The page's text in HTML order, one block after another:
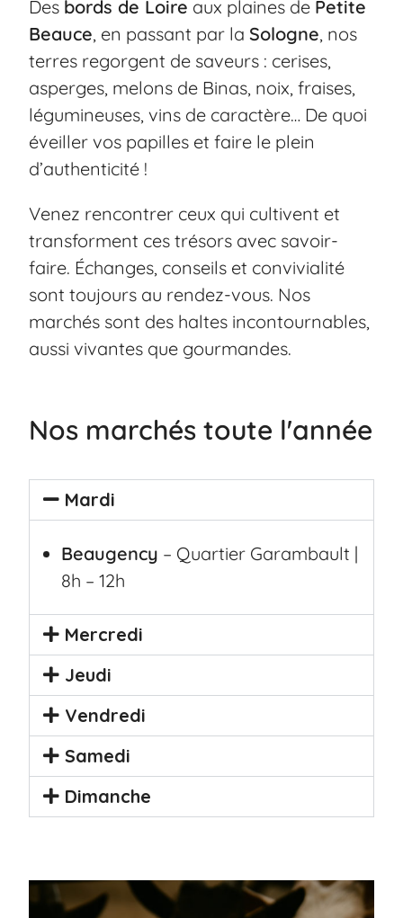
Des bords de Loire aux plaines de Petite
Beauce, en passant par laSologne, nos
terres regorgent de saveurs : cerises,
asperges, melons de Binas, noix, fraises,
légumineuses, vins de caractère… De quoi
éveiller vos papilles et faire le plein
d’authenticité !
Venez rencontrer ceux qui cultivent et
transforment ces trésors avec savoir-
faire. Échanges, conseils et convivialité
sont toujours au rendez-vous. Nos
marchés sont des haltes incontournables,
aussi vivantes que gourmandes.
Nos marchés toute l'année
Mardi
Beaugency – Quartier Garambault |
8h – 12h
Mercredi
Jeudi
Vendredi
Samedi
Dimanche